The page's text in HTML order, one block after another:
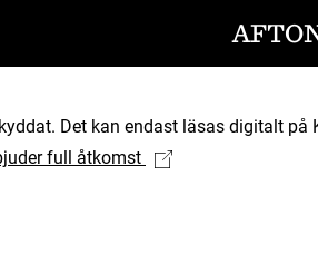
Det kan endast läsas digitalt
full åtkomst